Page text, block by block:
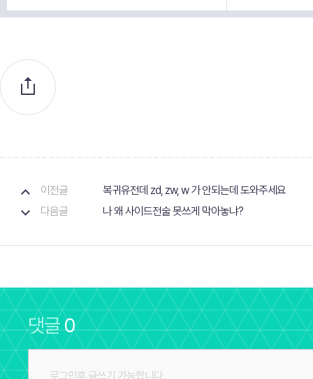
이전글
복귀유전데 zd, zw, w 가 안되는데 도와주세요
다음글
나 왜 사이드전술 못쓰게 막아놓냐?
댓글0